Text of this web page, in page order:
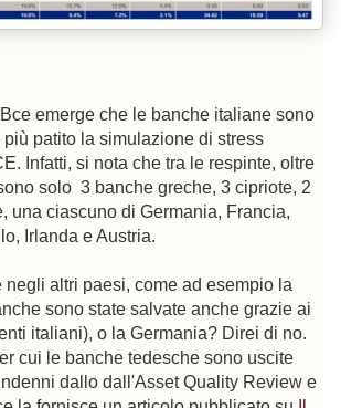
emerge che le banche italiane sono
patito la simulazione di stress
Infatti, si nota che tra le respinte, oltre
solo 3 banche greche, 3 cipriote, 2
una ciascuno di Germania, Francia,
Irlanda e Austria.
negli altri paesi, come ad esempio la
sono state salvate anche grazie ai
italiani), o la Germania? Direi di no.
cui le banche tedesche sono uscite
dallo dall'Asset Quality Review e